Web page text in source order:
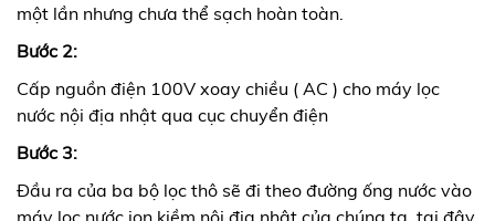
một lần nhưng chưa thể sạch hoàn toàn.
Bước 2:
Cấp nguồn điện 100V xoay chiều ( AC ) cho máy lọc
nước nội địa nhật qua cục chuyển điện
Bước 3:
Đầu ra của ba bộ lọc thô sẽ đi theo đường ống nước vào
máy lọc nước ion kiềm nội địa nhật của chúng ta, tại đây